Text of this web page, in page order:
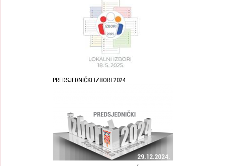
PREDSJEDNIČKI IZBORI 2024.